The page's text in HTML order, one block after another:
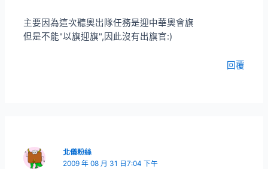
主要因為這次聽奧出隊任務是迎中華奧會旗
但是不能"以旗迎旗",因此沒有出旗官:)
回覆
北儀粉絲
2009 年 08 月 31 日7:04 下午